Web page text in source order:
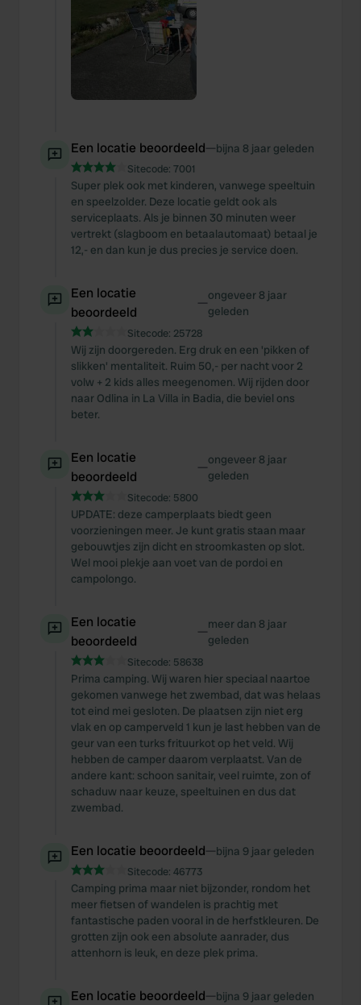
Een locatie beoordeeld—bijna 8 jaar geleden
Sitecode: 7001
Super plek ook met kinderen, vanwege speeltuin
en speelzolder. Deze locatie geldt ook als
serviceplaats. Als je binnen 30 minuten weer
vertrekt (slagboom en betaalautomaat) betaal je
12,- en dan kun je dus precies je service doen.
Een locatie
beoordeeld
—ongeveer 8 jaar
geleden
Sitecode: 25728
Wij zijn doorgereden. Erg druk en een 'pikken of
slikken' mentaliteit. Ruim 50,- per nacht voor 2
volw + 2 kids alles meegenomen. Wij rijden door
naar Odlina in La Villa in Badia, die beviel ons
beter.
Een locatie
beoordeeld
—ongeveer 8 jaar
geleden
Sitecode: 5800
UPDATE: deze camperplaats biedt geen
voorzieningen meer. Je kunt gratis staan maar
gebouwtjes zijn dicht en stroomkasten op slot.
Wel mooi plekje aan voet van de pordoi en
campolongo.
Een locatie
beoordeeld
—meer dan 8 jaar
geleden
Sitecode: 58638
Prima camping. Wij waren hier speciaal naartoe
gekomen vanwege het zwembad, dat was helaas
tot eind mei gesloten. De plaatsen zijn niet erg
vlak en op camperveld 1 kun je last hebben van de
geur van een turks frituurkot op het veld. Wij
hebben de camper daarom verplaatst. Van de
andere kant: schoon sanitair, veel ruimte, zon of
schaduw naar keuze, speeltuinen en dus dat
zwembad.
Een locatie beoordeeld—bijna 9 jaar geleden
Sitecode: 46773
Camping prima maar niet bijzonder, rondom het
meer fietsen of wandelen is prachtig met
fantastische paden vooral in de herfstkleuren. De
grotten zijn ook een absolute aanrader, dus
attenhorn is leuk, en deze plek prima.
Een locatie beoordeeld—bijna 9 jaar geleden